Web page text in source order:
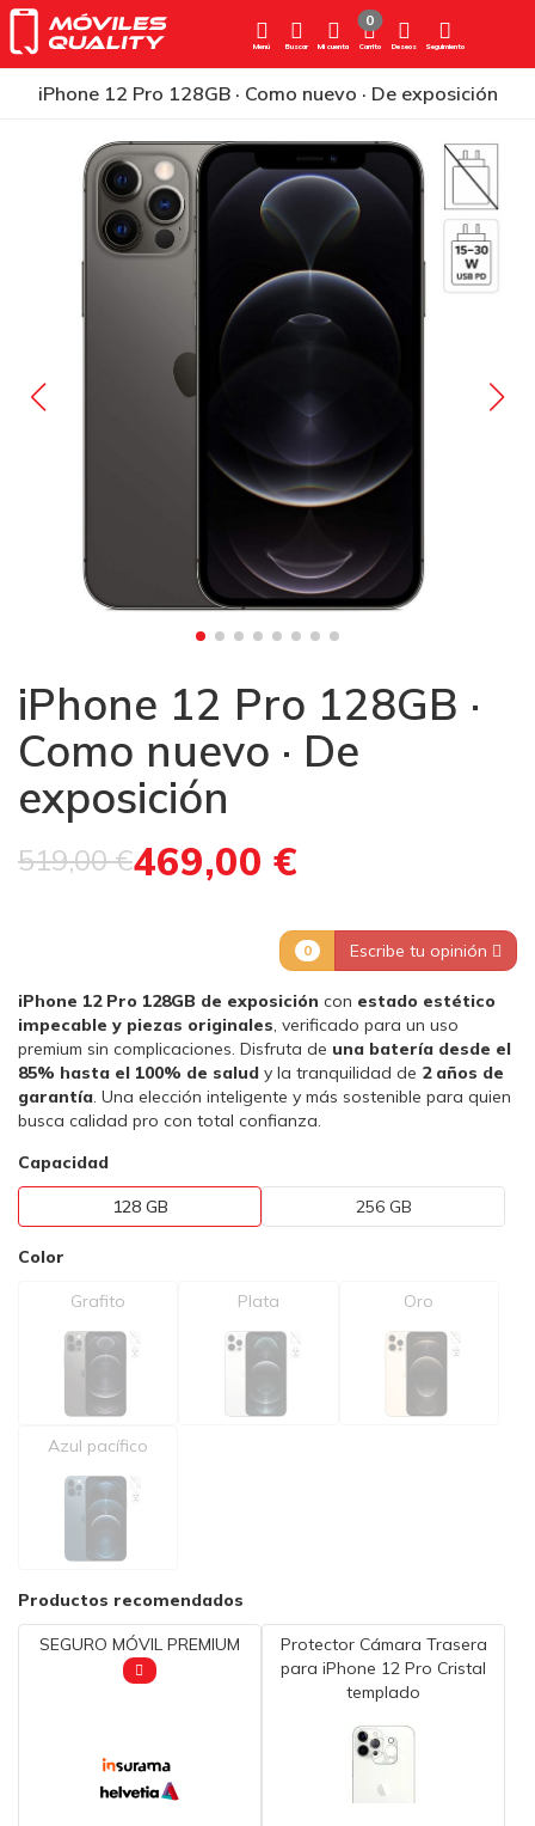
Menú Buscar Mi cuenta Carrito
0
Deseos Seguimiento
iPhone 12 Pro 128GB · Como nuevo · De exposición
iPhone 12 Pro 128GB ·
Como nuevo · De
exposición
519,00 €469,00 €
0 Escribe tu opinión
iPhone 12 Pro 128GB de exposición con estado estético
impecable y piezas originales, verificado para un uso
premium sin complicaciones. Disfruta de una batería desde el
85% hasta el 100% de salud y la tranquilidad de 2 años de
garantía. Una elección inteligente y más sostenible para quien
busca calidad pro con total confianza.
Capacidad
128 GB 256 GB
Color
Grafito Plata Oro
Azul pacífico
Productos recomendados
SEGURO MÓVIL PREMIUM
Protector Cámara Trasera
para iPhone 12 Pro Cristal
templado